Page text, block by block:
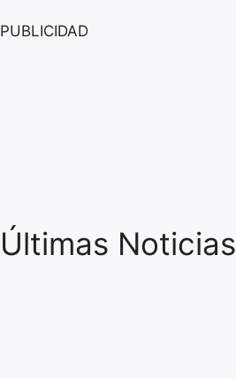
PUBLICIDAD
Últimas Noticias